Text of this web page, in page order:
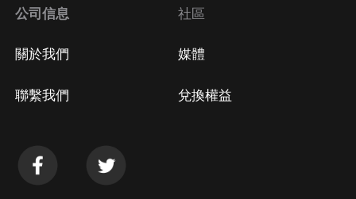
公司信息
關於我們
聯繫我們
社區
媒體
兌換權益